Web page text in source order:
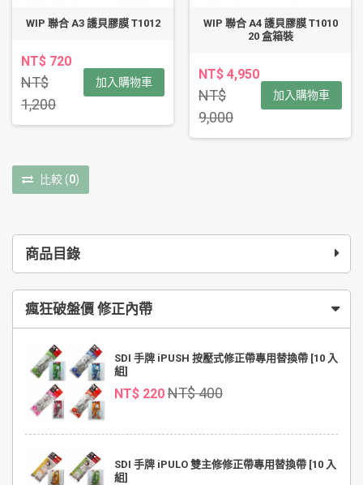
商品目錄
瘋狂破盤價 修正內帶
SDI 手牌 iPUSH 按壓式修正帶專用替換帶 [10 入
組]
NT$ 220 NT$ 400
SDI 手牌 iPULO 雙主修修正帶專用替換帶 [10 入
組]
WIP 聯合 A3 護貝膠膜 T1012
NT$ 720
NT$
1,200
加入購物車
WIP 聯合 A4 護貝膠膜 T1010
20 盒箱裝
NT$ 4,950
NT$
9,000
加入購物車
比較 (0)